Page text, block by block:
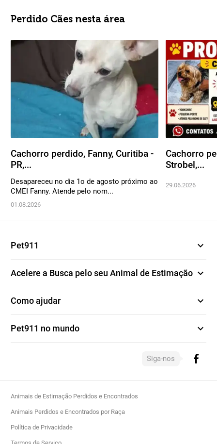
Perdido Cães nesta área
Cachorro perdido, Fanny, Curitiba -
PR,...
Desapareceu no dia 1o de agosto próximo ao
CMEI Fanny. Atende pelo nom...
01.08.2026
Cachorro
Strobel,...
29.06.2026
Pet911 expand_more
Acelere a Busca pelo seu Animal de Estimação expand_more
Como ajudar expand_more
Pet911 no mundo expand_more
Siga-nos
Animais de Estimação Perdidos e Encontrados
Animais Perdidos e Encontrados por Raça
Política de Privacidade